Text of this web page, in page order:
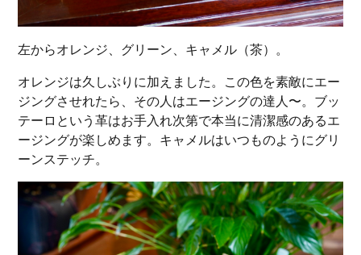
左からオレンジ、グリーン、キャメル（茶）。
オレンジは久しぶりに加えました。この色を素敵にエー
ジングさせれたら、その人はエージングの達人〜。ブッ
テーロという革はお手入れ次第で本当に清潔感のあるエ
ージングが楽しめます。キャメルはいつものようにグリ
ーンステッチ。